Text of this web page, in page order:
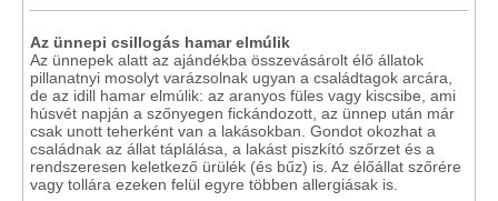
Az ünnepi csillogás hamar elmúlik
Az ünnepek alatt az ajándékba összevásárolt élő állatok
pillanatnyi mosolyt varázsolnak ugyan a családtagok arcára,
de az idill hamar elmúlik: az aranyos füles vagy kiscsibe, ami
húsvét napján a szőnyegen fickándozott, az ünnep után már
csak unott teherként van a lakásokban. Gondot okozhat a
családnak az állat táplálása, a lakást piszkító szőrzet és a
rendszeresen keletkező ürülék (és bűz) is. Az élőállat szőrére
vagy tollára ezeken felül egyre többen allergiásak is.